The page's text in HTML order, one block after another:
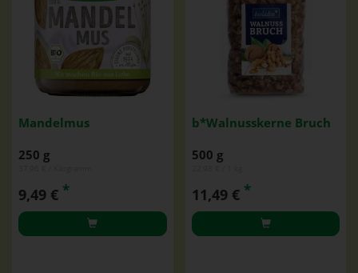
Mandelmus
250 g
9,49 € *
b*Walnusskerne Bruch
500 g
11,49 € *